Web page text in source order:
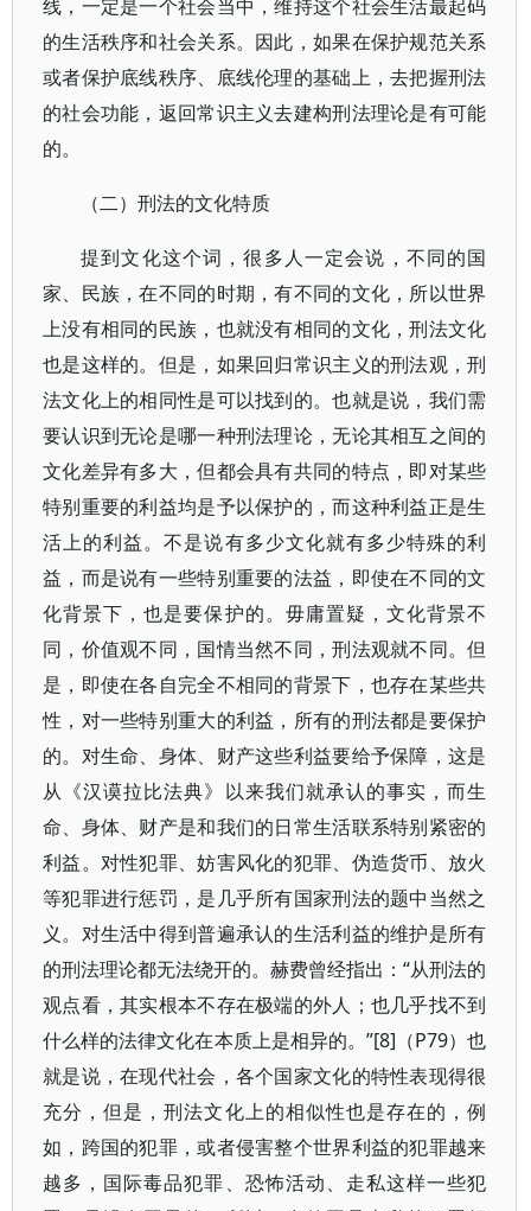
线，一定是一个社会当中，维持这个社会生活最起码
的生活秩序和社会关系。因此，如果在保护规范关系
或者保护底线秩序、底线伦理的基础上，去把握刑法
的社会功能，返回常识主义去建构刑法理论是有可能
的。
（二）刑法的文化特质
提到文化这个词，很多人一定会说，不同的国
家、民族，在不同的时期，有不同的文化，所以世界
上没有相同的民族，也就没有相同的文化，刑法文化
也是这样的。但是，如果回归常识主义的刑法观，刑
法文化上的相同性是可以找到的。也就是说，我们需
要认识到无论是哪一种刑法理论，无论其相互之间的
文化差异有多大，但都会具有共同的特点，即对某些
特别重要的利益均是予以保护的，而这种利益正是生
活上的利益。不是说有多少文化就有多少特殊的利
益，而是说有一些特别重要的法益，即使在不同的文
化背景下，也是要保护的。毋庸置疑，文化背景不
同，价值观不同，国情当然不同，刑法观就不同。但
是，即使在各自完全不相同的背景下，也存在某些共
性，对一些特别重大的利益，所有的刑法都是要保护
的。对生命、身体、财产这些利益要给予保障，这是
从《汉谟拉比法典》以来我们就承认的事实，而生
命、身体、财产是和我们的日常生活联系特别紧密的
利益。对性犯罪、妨害风化的犯罪、伪造货币、放火
等犯罪进行惩罚，是几乎所有国家刑法的题中当然之
义。对生活中得到普遍承认的生活利益的维护是所有
的刑法理论都无法绕开的。赫费曾经指出：“从刑法的
观点看，其实根本不存在极端的外人；也几乎找不到
什么样的法律文化在本质上是相异的。”[8]（P79）也
就是说，在现代社会，各个国家文化的特性表现得很
充分，但是，刑法文化上的相似性也是存在的，例
如，跨国的犯罪，或者侵害整个世界利益的犯罪越来
越多，国际毒品犯罪、恐怖活动、走私这样一些犯